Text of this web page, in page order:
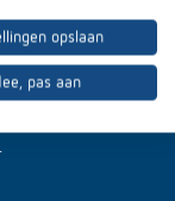
opslaan
pas aan